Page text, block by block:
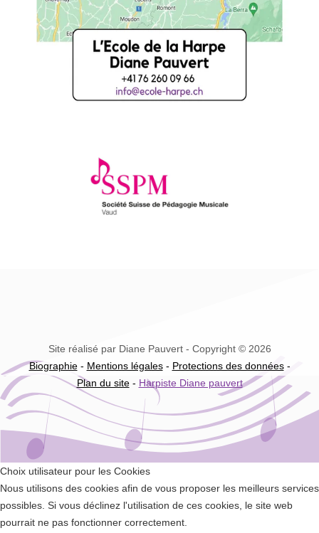
Site réalisé par Diane Pauvert - Copyright © 2026
Biographie- Mentions légales- Protections des données-
Plan du site- Harpiste Diane pauvert
Choix utilisateur pour les Cookies
Nous utilisons des cookies afin de vous proposer les meilleurs services
possibles. Si vous déclinez l'utilisation de ces cookies, le site web
pourrait ne pas fonctionner correctement.